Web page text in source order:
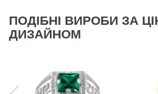
ПОДІБНІ ВИРОБИ ЗА
ДИЗАЙНОМ